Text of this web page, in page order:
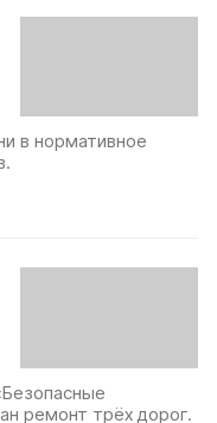
в нормативное
ремонт трёх дорог.